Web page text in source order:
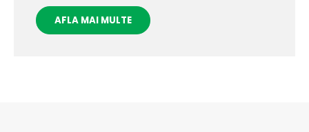
AFLA MAI MULTE